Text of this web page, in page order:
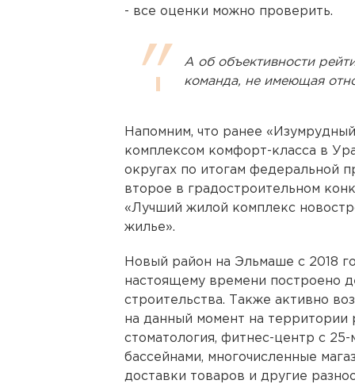
- все оценки можно проверить.
А об объективности
команда, не имеющая
Напомним, что ранее
комплексом комфорт-класса в
округах по итогам федеральной
второе в градостроительном
«Лучший жилой комплекс
жилье».
Новый район на Эльмаше с 2018
настоящему времени построено
строительства. Также активно
на данный момент на территории
стоматология, фитнес-центр с
бассейнами, многочисленные
доставки товаров и другие